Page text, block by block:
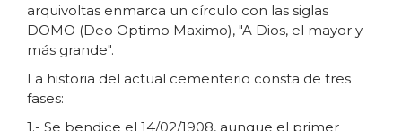
arquivoltas enmarca un círculo con las siglas
DOMO (Deo Optimo Maximo), "A Dios, el mayor y
más grande".
La historia del actual cementerio consta de tres
fases:
1.- Se bendice el 14/02/1908, aunque el primer